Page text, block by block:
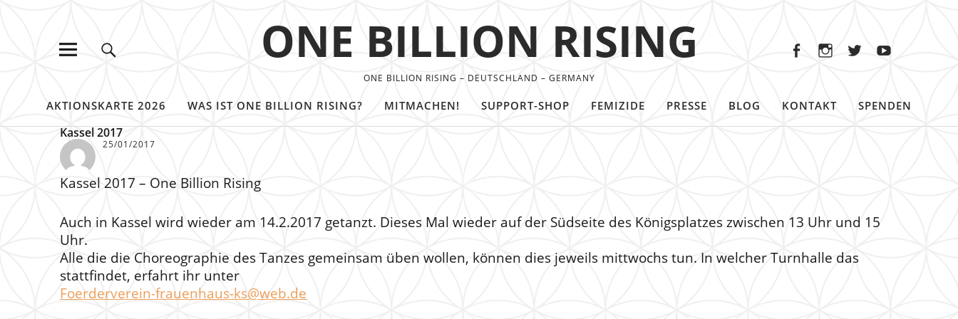
ONE BILLION RISING
ONE BILLION RISING – DEUTSCHLAND – GERMANY
AKTIONSKARTE 2026 WAS IST ONE BILLION RISING? MITMACHEN! SUPPORT-SHOP FEMIZIDE PRESSE BLOG KONTAKT SPENDEN
Kassel 2017
25/01/2017
Kassel 2017 – One Billion Rising
Auch in Kassel wird wieder am 14.2.2017 getanzt. Dieses Mal wieder auf der Südseite des Königsplatzes zwischen 13 Uhr und 15
Uhr.
Alle die die Choreographie des Tanzes gemeinsam üben wollen, können dies jeweils mittwochs tun. In welcher Turnhalle das
stattfindet, erfahrt ihr unter
Foerderverein-frauenhaus-ks@web.de